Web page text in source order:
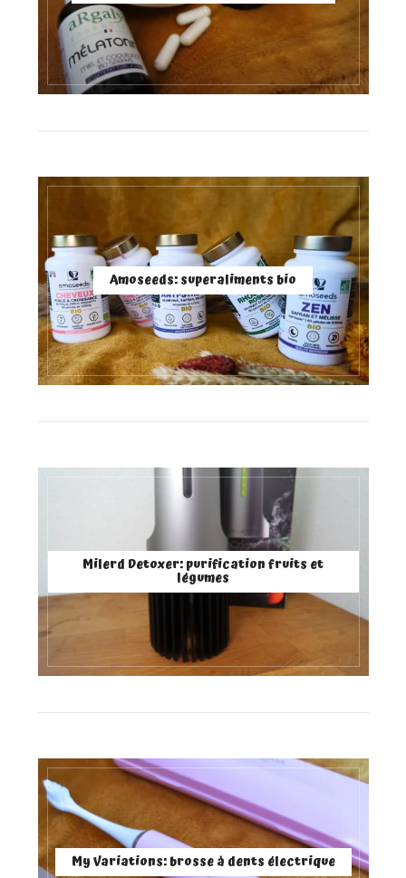
Amoseeds: superaliments bio
Milerd Detoxer: purification fruits et
légumes
My Variations: brosse à dents électrique